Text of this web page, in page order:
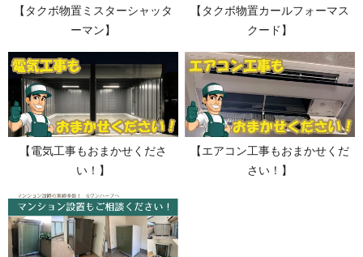
【タクボ物置ミスターシャッタ
ーマン】
【タクボ物置カールフォーマス
クード】
【電気工事もおまかせくださ
い！】
【エアコン工事もおまかせくだ
さい！】